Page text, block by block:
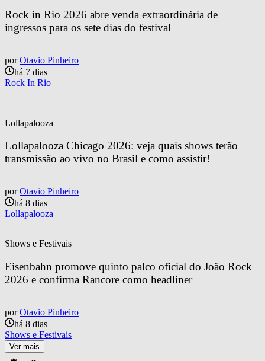
Rock in Rio 2026 abre venda extraordinária de
ingressos para os sete dias do festival
por Otavio Pinheiro
há 7 dias
Rock In Rio
Lollapalooza
Lollapalooza Chicago 2026: veja quais shows terão
transmissão ao vivo no Brasil e como assistir!
por Otavio Pinheiro
há 8 dias
Lollapalooza
Shows e Festivais
Eisenbahn promove quinto palco oficial do João Rock
2026 e confirma Rancore como headliner
por Otavio Pinheiro
há 8 dias
Shows e Festivais
Ver mais